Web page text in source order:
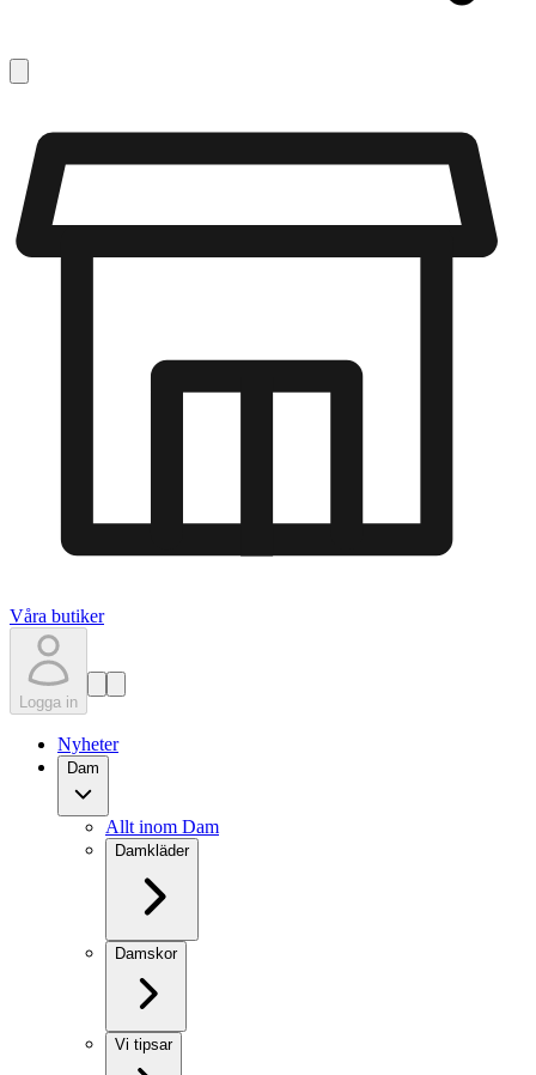
Våra butiker
Logga in
Nyheter
Dam
Allt inom Dam
Damkläder
Damskor
Vi tipsar